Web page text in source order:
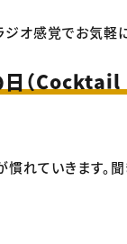
オ感覚でお気軽
日（Cocktail
慣れていきます。